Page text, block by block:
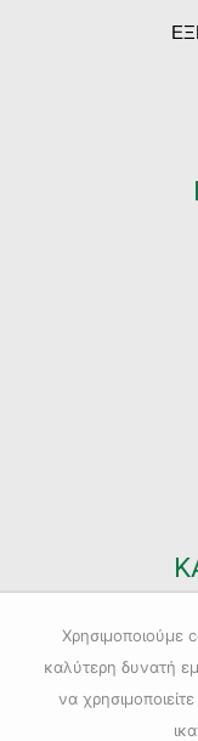
Χρησιμοποιούμε
καλύτερη δυνατή
να